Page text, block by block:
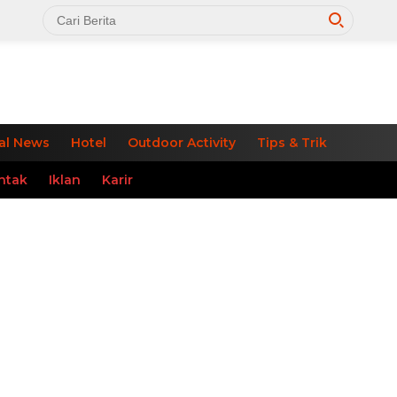
News Hotel Outdoor Activity Tips & Trik
Iklan Karir